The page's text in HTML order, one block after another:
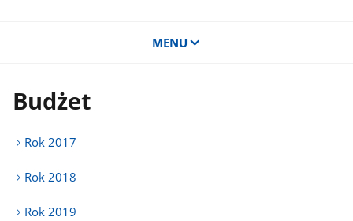
MENU
Budżet
Rok 2017
Rok 2018
Rok 2019